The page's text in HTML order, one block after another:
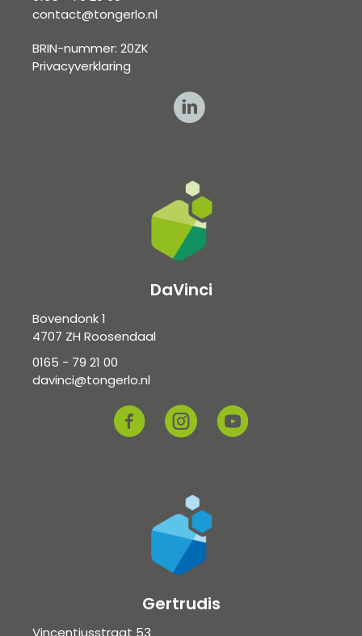
contact@tongerlo.nl
BRIN-nummer: 20ZK
Privacyverklaring
DaVinci
Bovendonk 1
4707 ZH Roosendaal
0165 - 79 21 00
davinci@tongerlo.nl
Gertrudis
Vincentiusstraat 53